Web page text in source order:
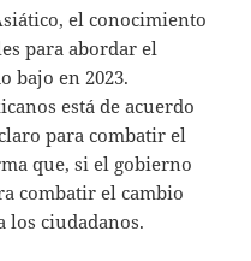
el conocimiento
para abordar el
bajo en 2023.
está de acuerdo
para combatir el
que, si el gobierno
combatir el cambio
los ciudadanos.